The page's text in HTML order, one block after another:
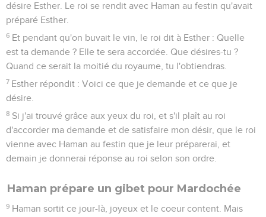
désire Esther. Le roi se rendit avec Haman au festin qu'avait
préparé Esther.
6 Et pendant qu'on buvait le vin, le roi dit à Esther : Quelle
est ta demande ? Elle te sera accordée. Que désires-tu ?
Quand ce serait la moitié du royaume, tu l'obtiendras.
7 Esther répondit : Voici ce que je demande et ce que je
désire.
8 Si j'ai trouvé grâce aux yeux du roi, et s'il plaît au roi
d'accorder ma demande et de satisfaire mon désir, que le roi
vienne avec Haman au festin que je leur préparerai, et
demain je donnerai réponse au roi selon son ordre.
Haman prépare un gibet pour Mardochée
9 Haman sortit ce jour-là, joyeux et le coeur content. Mais